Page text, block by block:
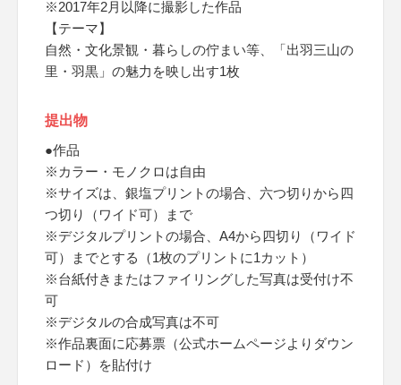
※2017年2月以降に撮影した作品
【テーマ】
自然・文化景観・暮らしの佇まい等、「出羽三山の
里・羽黒」の魅力を映し出す1枚
提出物
●作品
※カラー・モノクロは自由
※サイズは、銀塩プリントの場合、六つ切りから四
つ切り（ワイド可）まで
※デジタルプリントの場合、A4から四切り（ワイド
可）までとする（1枚のプリントに1カット）
※台紙付きまたはファイリングした写真は受付け不
可
※デジタルの合成写真は不可
※作品裏面に応募票（公式ホームページよりダウン
ロード）を貼付け